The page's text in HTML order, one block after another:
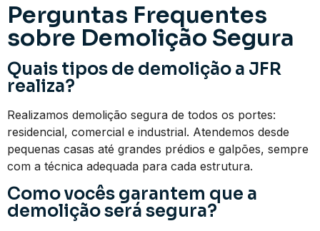
Perguntas Frequentes
sobre Demolição Segura
Quais tipos de demolição a JFR
realiza?
Realizamos demolição segura de todos os portes:
residencial, comercial e industrial. Atendemos desde
pequenas casas até grandes prédios e galpões, sempre
com a técnica adequada para cada estrutura.
Como vocês garantem que a
demolição será segura?